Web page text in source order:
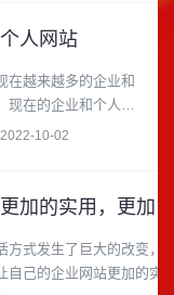
人网站
在越来越多的企业和
现在的企业和个人已
2022-10-02
方式发生了巨大的改变，
自己的企业网站更加的实